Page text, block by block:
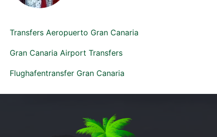
Transfers Aeropuerto Gran Canaria
Gran Canaria Airport Transfers
Flughafentransfer Gran Canaria